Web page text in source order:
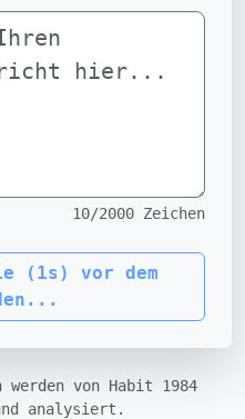
10/2000 Zeichen
( 1s) vor dem
werden von Habit 1984
analysiert.